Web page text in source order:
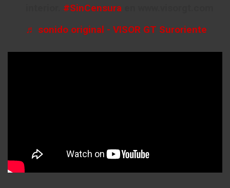
#SinCensura
♬ sonido original - VISOR GT Suroriente